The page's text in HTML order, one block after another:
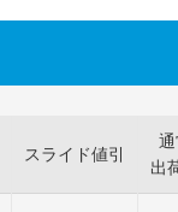
スライド値引
出